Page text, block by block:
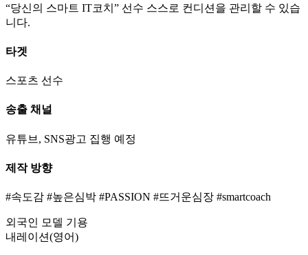
“당신의 스마트 IT코치” 선수 스스로 컨디션을 관리할 수 있습
니다.
타겟
스포츠 선수
송출 채널
유튜브, SNS광고 집행 예정
제작 방향
#속도감 #높은심박 #PASSION #뜨거운심장 #smartcoach
외국인 모델 기용
내레이션(영어)